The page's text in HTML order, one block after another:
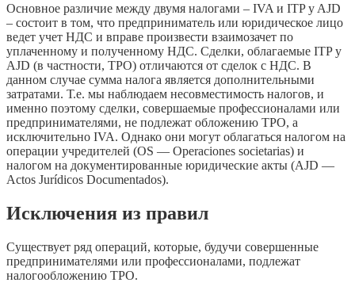
Основное различие между двумя налогами – IVA и ITP y AJD
– состоит в том, что предприниматель или юридическое лицо
ведет учет НДС и вправе произвести взаимозачет по
уплаченному и полученному НДС. Сделки, облагаемые ITP y
AJD (в частности, TPO) отличаются от сделок с НДС. В
данном случае сумма налога является дополнительными
затратами. Т.е. мы наблюдаем несовместимость налогов, и
именно поэтому сделки, совершаемые профессионалами или
предпринимателями, не подлежат обложению TPO, а
исключительно IVA. Однако они могут облагаться налогом на
операции учредителей (OS — Operaciones societarias) и
налогом на документированные юридические акты (AJD —
Actos Jurídicos Documentados).
Исключения из правил
Существует ряд операций, которые, будучи совершенные
предпринимателями или профессионалами, подлежат
налогообложению TPO.